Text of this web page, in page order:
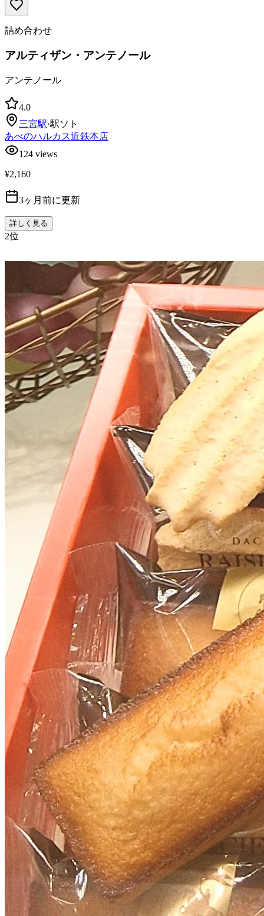
詰め合わせ
アルティザン・アンテノール
アンテノール
4.0
三宮駅·駅ソト
あべのハルカス近鉄本店
124 views
¥2,160
3ヶ月前に更新
詳しく見る
2位